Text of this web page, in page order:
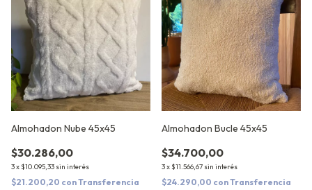
Almohadon Nube 45x45
$30.286,00
3x $10.095,33 sin interés
$21.200,20 conTransferencia
Almohadon Bucle 45x45
$34.700,00
3x $11.566,67 sin interés
$24.290,00 conTransferencia